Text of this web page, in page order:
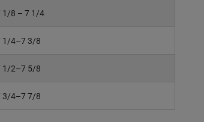
1/8 – 7 1/4
1/4–7 3/8
1/2–7 5/8
3/4–7 7/8